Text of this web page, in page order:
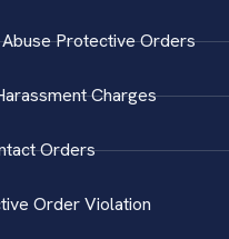
Protective Orders
Charges
Orders
Order Violation